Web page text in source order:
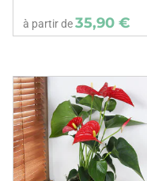
à partir de35,90 €